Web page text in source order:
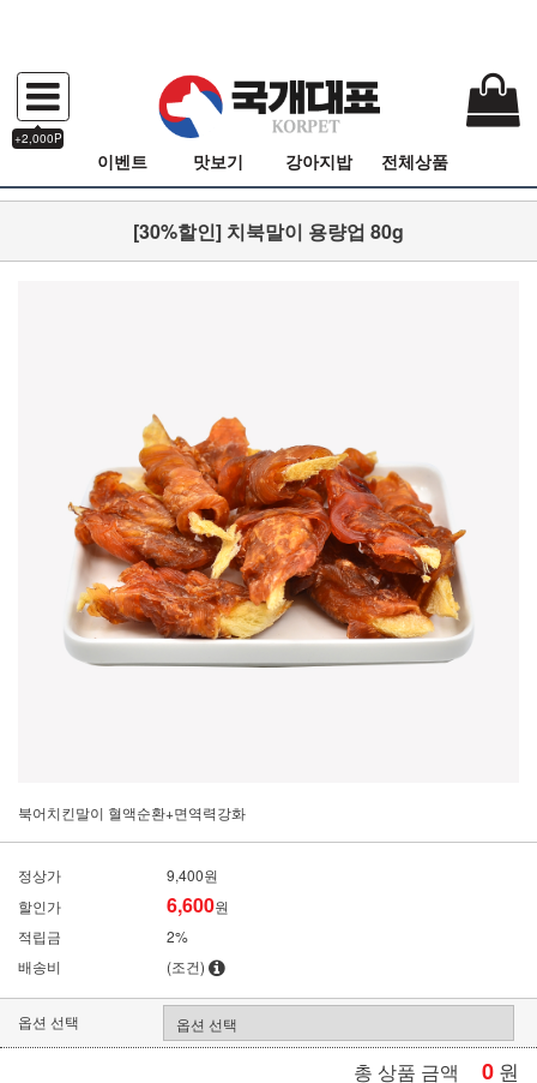
+2,000P
이벤트 맛보기 강아지밥 전체상품
[30%할인] 치북말이 용량업 80g
북어치킨말이 혈액순환+면역력강화
정상가
9,400원
할인가
6,600원
적립금
2%
배송비
(조건)
옵션 선택
총 상품 금액 0 원